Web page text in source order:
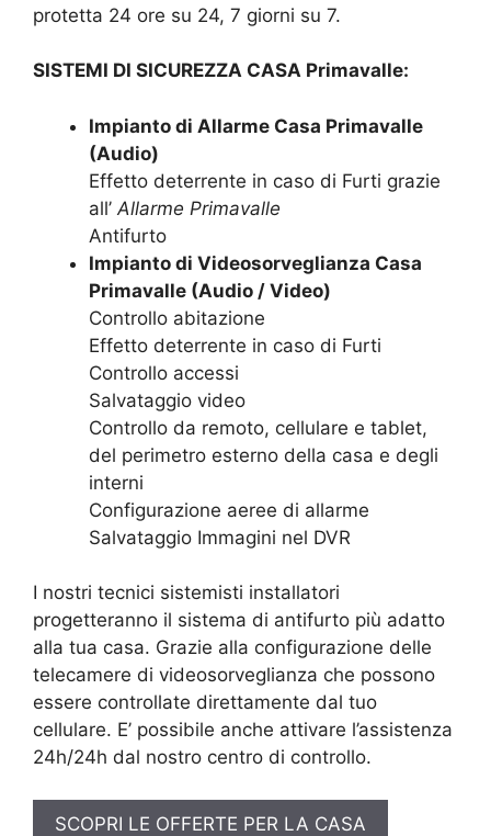
protetta 24 ore su 24, 7 giorni su 7.
SISTEMI DI SICUREZZA CASA Primavalle:
Impianto di Allarme Casa Primavalle
(Audio)
Effetto deterrente in caso di Furti grazie
all’ Allarme Primavalle
Antifurto
Impianto di Videosorveglianza Casa
Primavalle (Audio / Video)
Controllo abitazione
Effetto deterrente in caso di Furti
Controllo accessi
Salvataggio video
Controllo da remoto, cellulare e tablet,
del perimetro esterno della casa e degli
interni
Configurazione aeree di allarme
Salvataggio Immagini nel DVR
I nostri tecnici sistemisti installatori
progetteranno il sistema di antifurto più adatto
alla tua casa. Grazie alla configurazione delle
telecamere di videosorveglianza che possono
essere controllate direttamente dal tuo
cellulare. E’ possibile anche attivare l’assistenza
24h/24h dal nostro centro di controllo.
SCOPRI LE OFFERTE PER LA CASA